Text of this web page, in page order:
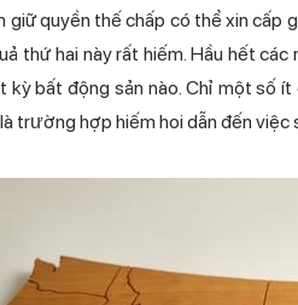
giữ quyền thế chấp có thể xin cấp
thứ hai này rất hiếm. Hầu hết
bất động sản nào. Chỉ một số
trường hợp hiếm hoi dẫn đến việc